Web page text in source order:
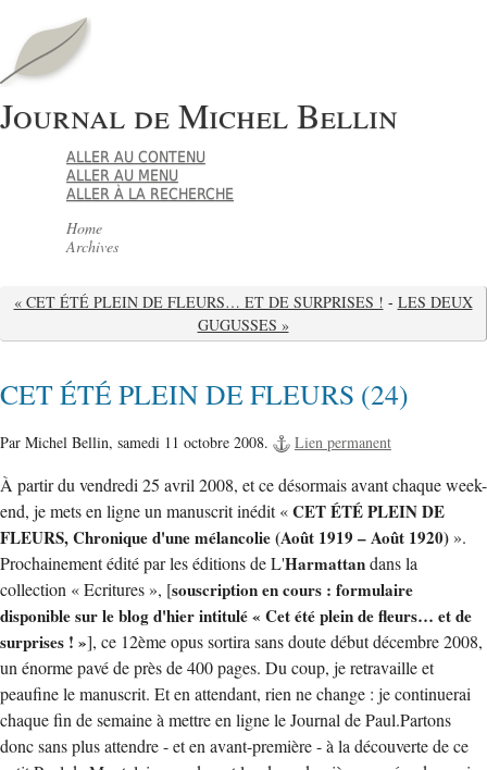
Journal de Michel Bellin
ALLER AU CONTENU
ALLER AU MENU
ALLER À LA RECHERCHE
Home
Archives
« CET ÉTÉ PLEIN DE FLEURS… ET DE SURPRISES ! - LES DEUX
GUGUSSES »
CET ÉTÉ PLEIN DE FLEURS (24)
Par Michel Bellin, samedi 11 octobre 2008. Lien permanent
À partir du vendredi 25 avril 2008, et ce désormais avant chaque week-
end, je mets en ligne un manuscrit inédit «CET ÉTÉ PLEIN DE
FLEURS, Chronique d'une mélancolie (Août 1919 – Août 1920)».
Prochainement édité par les éditions de L'Harmattandans la
collection « Ecritures », [souscription en cours : formulaire
disponible sur le blog d'hier intitulé « Cet été plein de fleurs… et de
surprises ! »], ce 12ème opus sortira sans doute début décembre 2008,
un énorme pavé de près de 400 pages. Du coup, je retravaille et
peaufine le manuscrit. Et en attendant, rien ne change : je continuerai
chaque fin de semaine à mettre en ligne le Journal de Paul.Partons
donc sans plus attendre - et en avant-première - à la découverte de ce